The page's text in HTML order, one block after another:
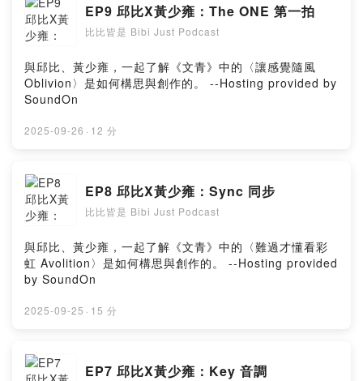
EP9 邱比X黃少雍：The ONE 第一拍
比比皆是 Bibi Just Podcast
與邱比、黃少雍，一起了解《文青》中的〈讓感覺隨風
Oblivion〉是如何構思與創作的。 --Hosting provided by
SoundOn
2025-09-26 · 12 分
EP8 邱比X黃少雍：Sync 同步
比比皆是 Bibi Just Podcast
與邱比、黃少雍，一起了解《文青》中的〈難過才懂看彩
虹 Avolition〉是如何構思與創作的。 --Hosting provided
by SoundOn
2025-09-25 · 15 分
EP7 邱比X黃少雍：Key 音調